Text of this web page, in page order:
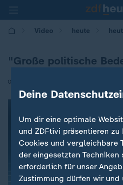
Video heute
"Große politische
02.04.2020 | 12:00
Deine
Um dir eine optimale
und ZDFtivi präsentieren
Cookies und vergleichbare
der eingesetzten
erforderlich für unser
Zustimmung dürfen wir und